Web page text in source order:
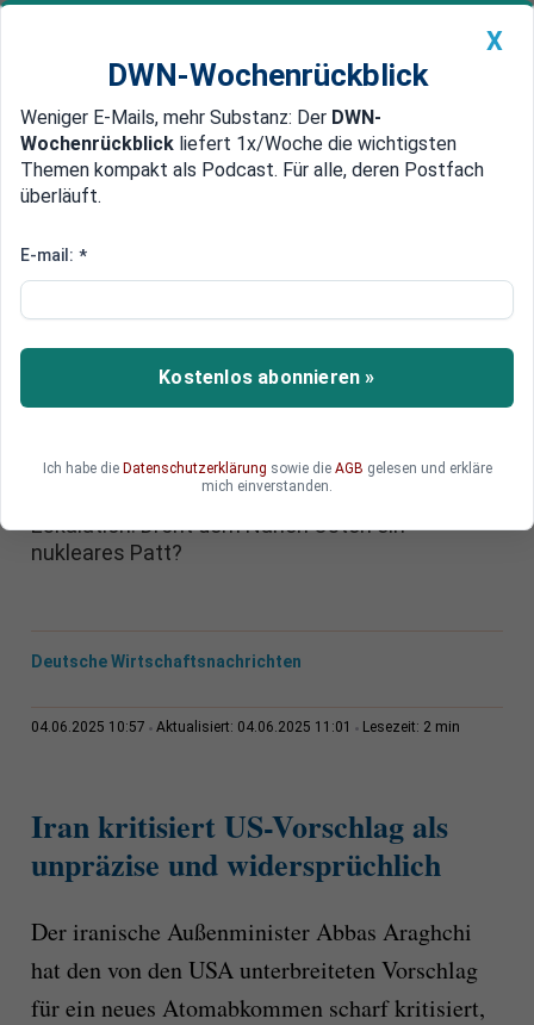
Newsticker MEIN DWN: Geldanlage Premium
Edelmetalle DWN-Magazin China
Iran warnt vor US-Vorschlag:
„vielen Unklarheiten“
Iran spricht von „Unklarheiten und
Widersprüchen“ im US-Vorschlag zu einem neuen
Recht zur Urananreicherung pocht, warnen
internationale Beobachter vor einer neuen
Eskalation. Droht dem Nahen Osten ein
nukleares Patt?
Deutsche Wirtschaftsnachrichten
04.06.2025 10:57 Aktualisiert: 04.06.2025 11:01 Lesezeit: 2 min
Iran kritisiert US-Vorschlag als
unpräzise und widersprüchlich
Der iranische Außenminister Abbas Araghchi
hat den von den USA unterbreiteten Vorschlag
für ein neues Atomabkommen scharf kritisiert,
X
DWN-Wochenrückblick
Weniger E-Mails, mehr Substanz: Der DWN-
Wochenrückblick liefert 1x/Woche die wichtigsten
Themen kompakt als Podcast. Für alle, deren Postfach
überläuft.
E-mail: *
Kostenlos abonnieren »
Ich habe die Datenschutzerklärung sowie die AGB gelesen und erkläre
mich einverstanden.